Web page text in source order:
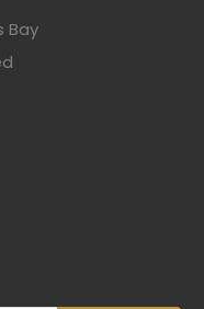
Bay